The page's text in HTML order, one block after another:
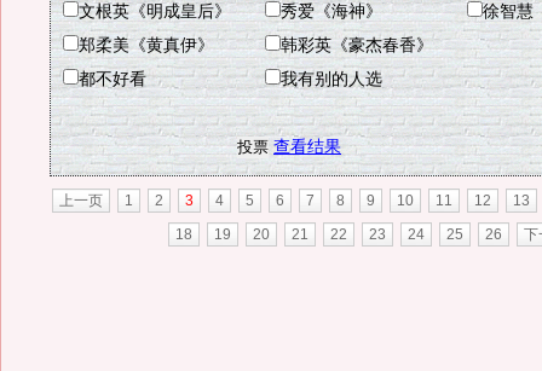
文根英《明成皇后》
秀爱《海神》
徐智慧
郑柔美《黄真伊》
韩彩英《豪杰春香》
都不好看
我有别的人选
查看结果
上一页 1 2 3 4 5 6 7 8 9 10 11 12
13
18
19 20 21 22 23 24 25 26 下